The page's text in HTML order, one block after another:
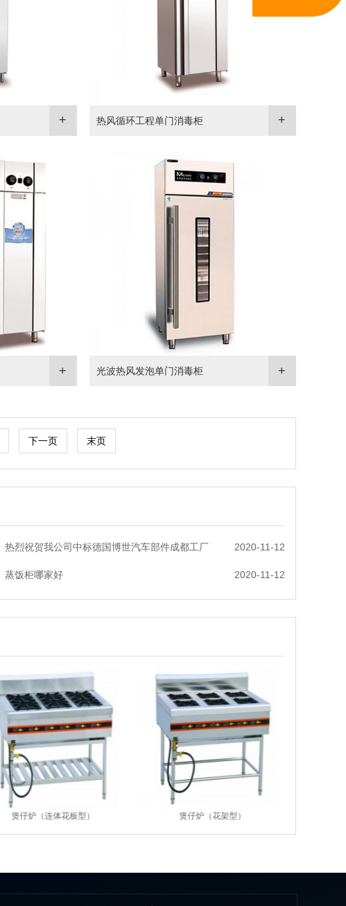
热风循环工程单门消毒柜
光波热风发泡单门消毒柜
下一页 末页
热烈祝贺我公司中标德国博世汽车部件成都工厂 2020-11-12
蒸饭柜哪家好 2020-11-12
煲仔炉（连体花板型） 煲仔炉（花架型）